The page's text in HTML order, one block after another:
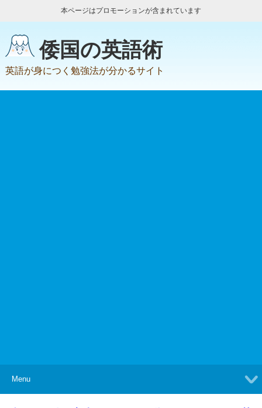
本ページはプロモーションが含まれています
倭国の英語術
英語が身につく勉強法が分かるサイト
Menu